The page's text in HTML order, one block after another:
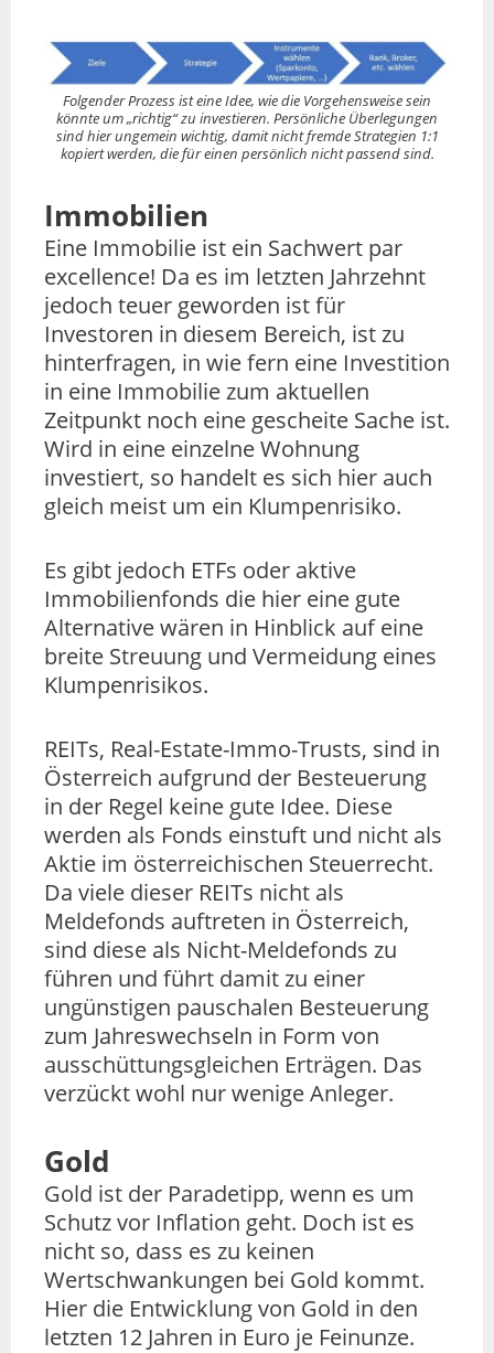
Folgender Prozess ist eine Idee, wie die Vorgehensweise sein
könnte um „richtig“ zu investieren. Persönliche Überlegungen
sind hier ungemein wichtig, damit nicht fremde Strategien 1:1
kopiert werden, die für einen persönlich nicht passend sind.
Immobilien
Eine Immobilie ist ein Sachwert par
excellence! Da es im letzten Jahrzehnt
jedoch teuer geworden ist für
Investoren in diesem Bereich, ist zu
hinterfragen, in wie fern eine Investition
in eine Immobilie zum aktuellen
Zeitpunkt noch eine gescheite Sache ist.
Wird in eine einzelne Wohnung
investiert, so handelt es sich hier auch
gleich meist um ein Klumpenrisiko.
Es gibt jedoch ETFs oder aktive
Immobilienfonds die hier eine gute
Alternative wären in Hinblick auf eine
breite Streuung und Vermeidung eines
Klumpenrisikos.
REITs, Real-Estate-Immo-Trusts, sind in
Österreich aufgrund der Besteuerung
in der Regel keine gute Idee. Diese
werden als Fonds einstuft und nicht als
Aktie im österreichischen Steuerrecht.
Da viele dieser REITs nicht als
Meldefonds auftreten in Österreich,
sind diese als Nicht-Meldefonds zu
führen und führt damit zu einer
ungünstigen pauschalen Besteuerung
zum Jahreswechseln in Form von
ausschüttungsgleichen Erträgen. Das
verzückt wohl nur wenige Anleger.
Gold
Gold ist der Paradetipp, wenn es um
Schutz vor Inflation geht. Doch ist es
nicht so, dass es zu keinen
Wertschwankungen bei Gold kommt.
Hier die Entwicklung von Gold in den
letzten 12 Jahren in Euro je Feinunze.